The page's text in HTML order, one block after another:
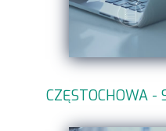
CZĘSTOCHOWA -